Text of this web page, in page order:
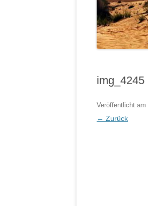
img_4245
Veröffentlicht am
← Zurück